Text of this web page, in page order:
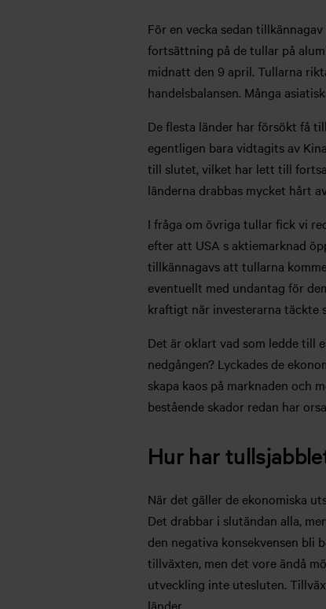
För en vecka sedan
fortsättning på de tullar på
midnatt den 9 april. Tullarna
handelsbalansen. Många
De flesta länder har försökt få
egentligen bara vidtagits av
till slutet, vilket har lett till
länderna drabbas mycket hårt
I fråga om övriga tullar fick vi
efter att USA s aktiemarknad
tillkännagavs att tullarna
eventuellt med undantag för
kraftigt när investerarna täckte
Det är oklart vad som ledde till
nedgången? Lyckades de
skapa kaos på marknaden och
bestående skador redan har
Hur har
När det gäller de ekonomiska
Det drabbar i slutändan alla,
den negativa konsekvensen bli
tillväxten, men det vore ändå
utveckling inte utesluten.
länder.